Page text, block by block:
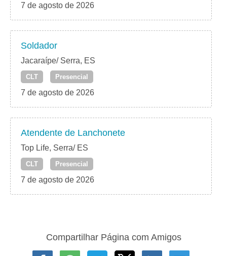
7 de agosto de 2026
Soldador
Jacaraípe/ Serra, ES
CLT Presencial
7 de agosto de 2026
Atendente de Lanchonete
Top Life, Serra/ ES
CLT Presencial
7 de agosto de 2026
Compartilhar Página com Amigos